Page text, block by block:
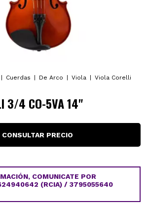
Cuerdas De Arco Viola
Viola Corelli
3/4 CO-5VA 14"
COMUNICATE POR
(RCIA) / 3795055640